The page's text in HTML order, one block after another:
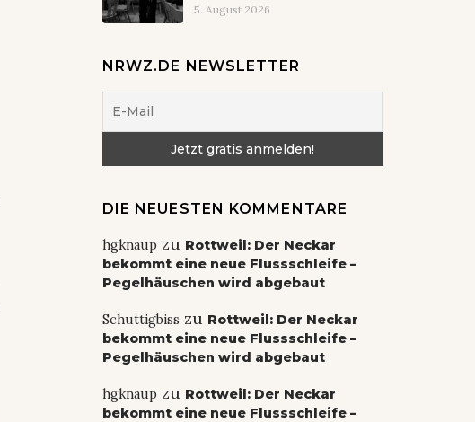
5. August 2026
NRWZ.DE NEWSLETTER
DIE NEUESTEN KOMMENTARE
hgknaupzu Rottweil: Der Neckar
bekommt eine neue Flussschleife –
Pegelhäuschen wird abgebaut
Schuttigbiss zu Rottweil: Der Neckar
bekommt eine neue Flussschleife –
Pegelhäuschen wird abgebaut
hgknaupzu Rottweil: Der Neckar
bekommt eine neue Flussschleife –